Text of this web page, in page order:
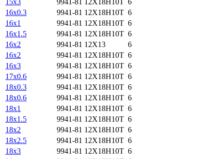
16х0.3
9941-81 12Х18Н10Т 6
16х1
9941-81 12Х18Н10Т 6
16х1.5
9941-81 12Х18Н10Т 6
16х2
9941-81 12Х13
6
16х2
9941-81 12Х18Н10Т 6
16х3
9941-81 12Х18Н10Т 6
17х0.6
9941-81 12Х18Н10Т 6
18х0.3
9941-81 12Х18Н10Т 6
18х0.6
9941-81 12Х18Н10Т 6
18х1
9941-81 12Х18Н10Т 6
18х1.5
9941-81 12Х18Н10Т 6
18х2
9941-81 12Х18Н10Т 6
18х2.5
9941-81 12Х18Н10Т 6
18х3
9941-81 12Х18Н10Т 6